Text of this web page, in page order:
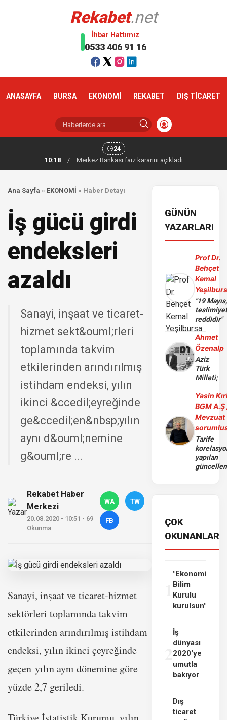
Rekabet.net
İhbar Hattımız
0533 406 91 16
ANASAYFA BURSA EKONOMİ REKABET DIŞ TİCARET
24
10:18
/ Merkez Bankası faiz kararını açıkladı
Ana Sayfa » EKONOMİ » Haber Detayı
İş gücü girdi
endeksleri
azaldı
Sanayi, inşaat ve ticaret-
hizmet sekt&ouml;rleri
toplamında takvim
etkilerinden arındırılmış
istihdam endeksi, yılın
ikinci &ccedil;eyreğinde
ge&ccedil;en&nbsp;yılın
aynı d&ouml;nemine
g&ouml;re ...
Rekabet Haber
Merkezi
20.08.2020 - 10:51 • 69
Okunma
WA TW
FB
Sanayi, inşaat ve ticaret-hizmet
sektörleri toplamında takvim
etkilerinden arındırılmış istihdam
endeksi, yılın ikinci çeyreğinde
geçen yılın aynı dönemine göre
yüzde 2,7 geriledi.
GÜNÜN
YAZARLARI
Prof Dr.
Behçet
Kemal
"19 Mayıs,
reddidir"
Ahmet
Özenalp
Aziz
Türk
Milleti;
Yasin
BGM A.Ş
Mevzuat
Tarife
yapılan
ÇOK
OKUNANLAR
"Ekonomi
Bilim
Kurulu
kurulsun"
İş
dünyası
2020'ye
umutla
bakıyor
Dış
ticaret